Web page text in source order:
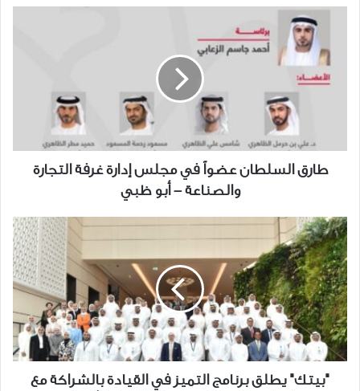
طارق
السلطان
عضواً
في
مجلس
التجارة
والصناعة
ظبي
طارق السلطان عضواً في مجلس إدارة غرفة التجارة
والصناعة - أبو ظبي
"بيتك"
يطلق
برنامج
التميز
في
القيادة
بالشراكة
مع
(Headspring)
"بيتك" يطلق برنامج التميز في القيادة بالشراكة مع